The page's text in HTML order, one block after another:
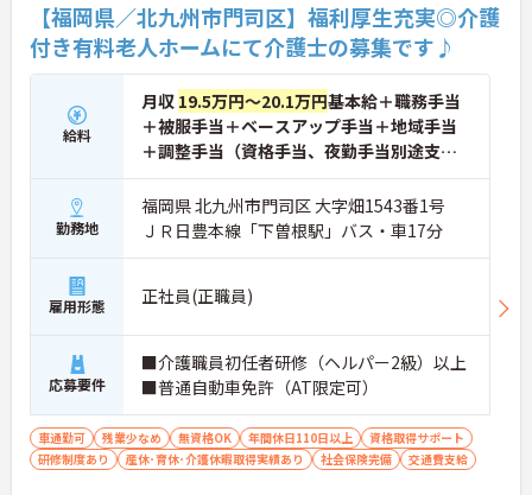
【福岡県／北九州市門司区】福利厚生充実◎介護
付き有料老人ホームにて介護士の募集です♪
給料
月収 19.5万円～20.1万円基本給＋職務手当
＋被服手当＋ベースアップ手当＋地域手当
＋調整手当（資格手当、夜勤手当別途支
給）
勤務地
福岡県 北九州市門司区 大字畑1543番1号
ＪＲ日豊本線「下曽根駅」バス・車17分
雇用形態 正社員(正職員)
応募要件
■介護職員初任者研修（ヘルパー2級）以上
■普通自動車免許（AT限定可）
車通勤可 残業少なめ 無資格OK 年間休日110日以上
資格取得サポート
研修制度あり
産休･育休･介護休暇取得実績あり 社会保険完備 交通費支給